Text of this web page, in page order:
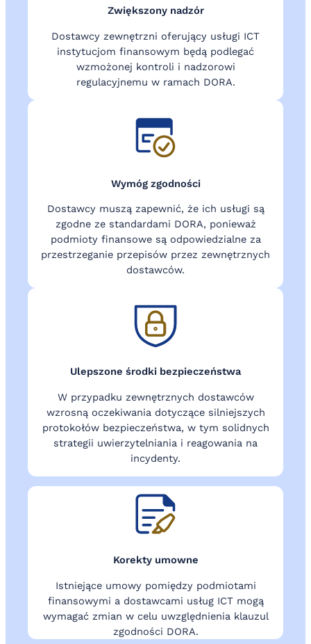
Zwiększony nadzór
Dostawcy zewnętrzni oferujący usługi ICT
instytucjom finansowym będą podlegać
wzmożonej kontroli i nadzorowi
regulacyjnemu w ramach DORA.
Wymóg zgodności
Dostawcy muszą zapewnić, że ich usługi są
zgodne ze standardami DORA, ponieważ
podmioty finansowe są odpowiedzialne za
przestrzeganie przepisów przez zewnętrznych
dostawców.
Ulepszone środki bezpieczeństwa
W przypadku zewnętrznych dostawców
wzrosną oczekiwania dotyczące silniejszych
protokołów bezpieczeństwa, w tym solidnych
strategii uwierzytelniania i reagowania na
incydenty.
Korekty umowne
Istniejące umowy pomiędzy podmiotami
finansowymi a dostawcami usług ICT mogą
wymagać zmian w celu uwzględnienia klauzul
zgodności DORA.